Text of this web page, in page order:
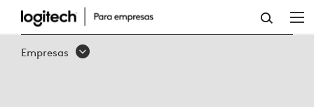
TECLADOS,
MOUSE
Empresas